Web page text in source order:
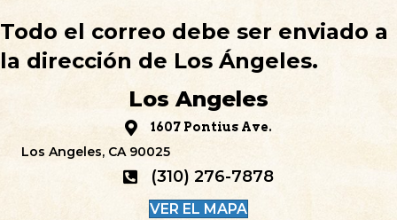
Todo el correo debe ser enviado a
la dirección de Los Ángeles.
Los Angeles
1607 Pontius Ave.
Los Angeles, CA 90025
(310) 276-7878
VER EL MAPA